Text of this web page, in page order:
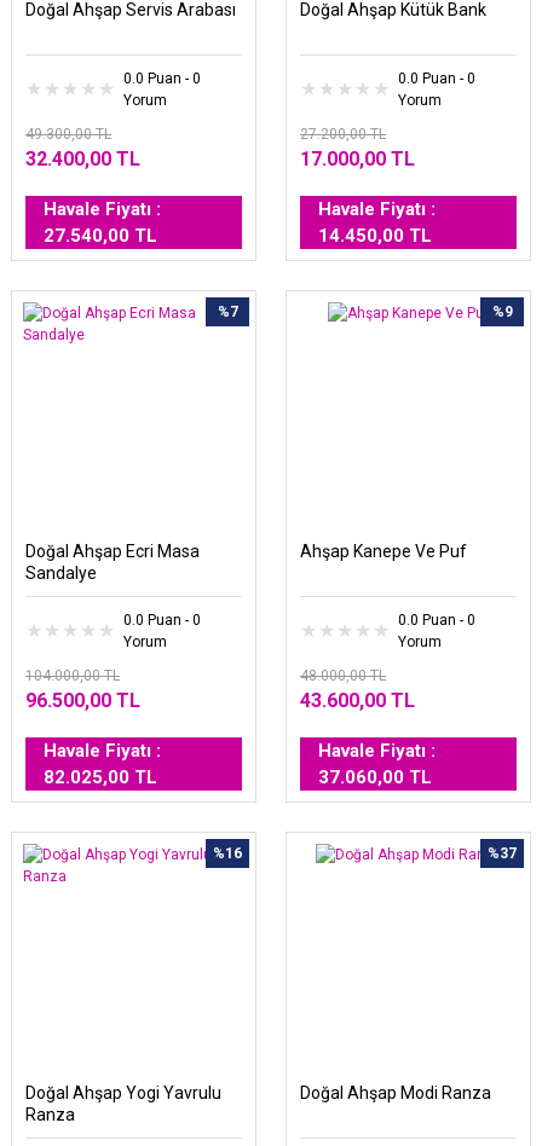
Doğal Ahşap Servis Arabası
0.0 Puan - 0
Yorum
49.300,00 TL
32.400,00 TL
Havale Fiyatı :
27.540,00 TL
Doğal Ahşap Kütük Bank
0.0 Puan - 0
Yorum
27.200,00 TL
17.000,00 TL
Havale Fiyatı :
14.450,00 TL
%7
Doğal Ahşap Ecri Masa
Sandalye
0.0 Puan - 0
Yorum
104.000,00 TL
96.500,00 TL
Havale Fiyatı :
82.025,00 TL
%9
Ahşap Kanepe Ve Puf
0.0 Puan - 0
Yorum
48.000,00 TL
43.600,00 TL
Havale Fiyatı :
37.060,00 TL
%16
Doğal Ahşap Yogi Yavrulu
Ranza
%37
Doğal Ahşap Modi Ranza